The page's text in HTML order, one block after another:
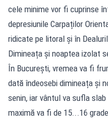
cele minime vor fi cuprinse
depresiunile Carpaților
ridicate pe litoral și în
Dimineața și noaptea izolat
În București, vremea va fi
dată îndeosebi dimineața și
senin, iar vântul va sufla
maximă va fi de 15...16